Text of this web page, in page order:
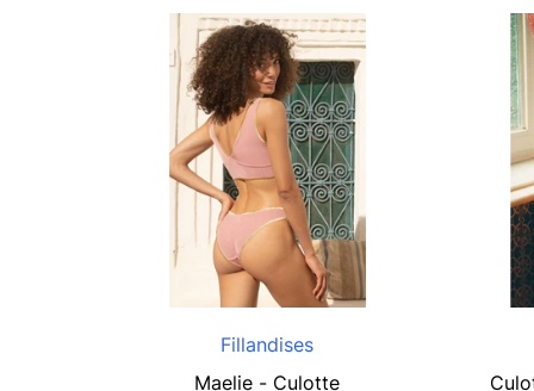
Fillandises
Maelie - Culotte